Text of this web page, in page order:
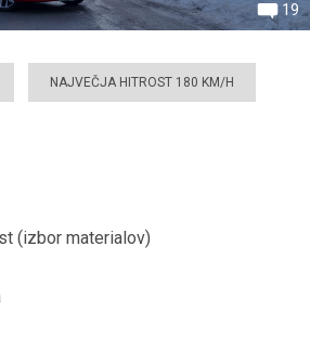
19
NAJVEČJA HITROST 180 KM/H
(izbor materialov)